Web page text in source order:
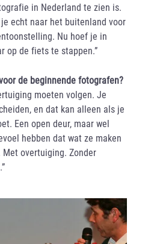
in Nederland te zien is.
echt naar het buitenland voor
Nu hoef je in
op de fiets te stappen.”
de beginnende fotografen?
moeten volgen. Je
en dat kan alleen als je
Een open deur, maar wel
hebben dat wat ze maken
overtuiging. Zonder